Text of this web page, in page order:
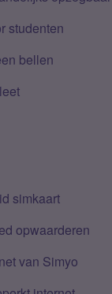
studenten
bellen
simkaart
opwaarderen
van Simyo